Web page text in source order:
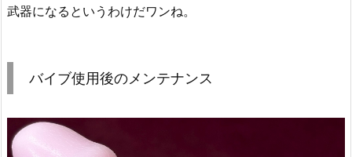
武器になるというわけだワンね。
バイブ使用後のメンテナンス